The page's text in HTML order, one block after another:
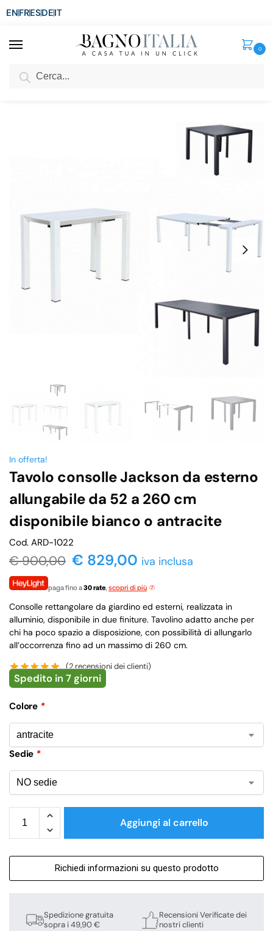
ENFRESDEIT
0
SCONTO del 3%
In offerta!
Tavolo consolle Jackson da esterno
allungabile da 52 a 260 cm
disponibile bianco o antracite
Cod. ARD-1022
€900,00 € 829,00 iva inclusa
paga fino a30 rate, scopri di più
Consolle rettangolare da giardino ed esterni, realizzata in
alluminio, disponibile in due finiture. Tavolino adatto anche per
chi ha poco spazio a disposizione, con possibilità di allungarlo
all’occorrenza fino ad un massimo di 260 cm.
(2recensioni dei clienti)
Spedito in 7 giorni
Colore *
Sedie *
Aggiungi al carrello
Richiedi informazioni su questo prodotto
Spedizione gratuita
sopra i 49,90 €
Recensioni Verificate dei
nostri clienti